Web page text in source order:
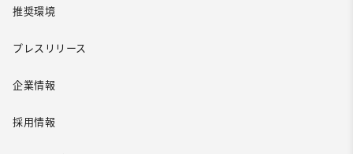
推奨環境
プレスリリース
企業情報
採用情報